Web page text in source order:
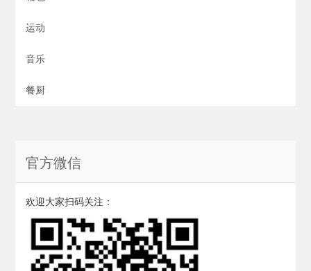
运动
音乐
餐厨
官方微信
欢迎大家扫码关注：